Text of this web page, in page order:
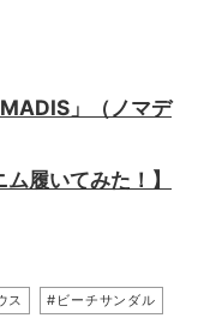
」（ノマデ
履いてみた！】
ス #ビーチサンダル